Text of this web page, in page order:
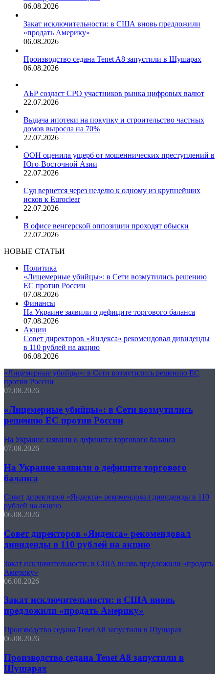
06.08.2026
Закат исключительности: в США вновь предложили
«продать Америку»
06.08.2026
Производство седана Tenet A8 запустили в Шушарах
06.08.2026
АБР создаст СРО участников рынка цифровых валют
22.07.2026
Выдача ипотеки на покупку и строительство частных
домов выросла на 70%
22.07.2026
ООН оценила ущерб от мошеннических преступлений в
Юго-Восточной Азии
22.07.2026
Суд вернется через неделю к одному из крупнейших
исков к Euroclear
22.07.2026
В офисе венгерской оппозиции проходят обыски
22.07.2026
НОВЫЕ СТАТЬИ
Политика
«Лицемерные убийцы»: в Сети возмутились решению
ЕС против России
07.08.2026
Финансы
На Украине заявили о дефиците торгового баланса
07.08.2026
Акции
Совет директоров «Яндекса» рекомендовал дивиденды
в 110 рублей на акцию
06.08.2026
«Лицемерные убийцы»: в Сети возмутились решению ЕС
против России
07.08.2026
«Лицемерные убийцы»: в Сети возмутились
решению ЕС против России
На Украине заявили о дефиците торгового баланса
07.08.2026
На Украине заявили о дефиците торгового
баланса
Совет директоров «Яндекса» рекомендовал дивиденды в 110
рублей на акцию
06.08.2026
Совет директоров «Яндекса» рекомендовал
дивиденды в 110 рублей на акцию
Закат исключительности: в США вновь предложили «продать
Америку»
06.08.2026
Закат исключительности: в США вновь
предложили «продать Америку»
Производство седана Tenet A8 запустили в Шушарах
06.08.2026
Производство седана Tenet A8 запустили в
Шушарах